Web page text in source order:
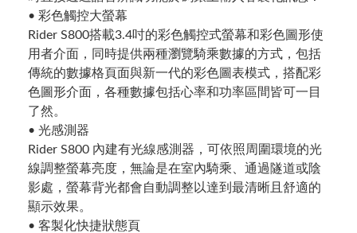
• 彩色觸控大螢幕
Rider S800搭載3.4吋的彩色觸控式螢幕和彩色圖形使
用者介面，同時提供兩種瀏覽騎乘數據的方式，包括
傳統的數據格頁面與新一代的彩色圖表模式，搭配彩
色圖形介面，各種數據包括心率和功率區間皆可一目
了然。
• 光感測器
Rider S800 內建有光線感測器，可依照周圍環境的光
線調整螢幕亮度，無論是在室內騎乘、通過隧道或陰
影處，螢幕背光都會自動調整以達到最清晰且舒適的
顯示效果。
• 客製化快捷狀態頁